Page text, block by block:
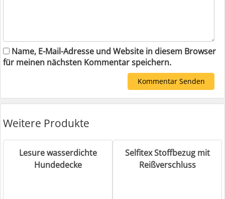
Name, E-Mail-Adresse und Website in diesem Browser
für meinen nächsten Kommentar speichern.
Weitere Produkte
Lesure wasserdichte
Hundedecke
Selfitex Stoffbezug mit
Reißverschluss